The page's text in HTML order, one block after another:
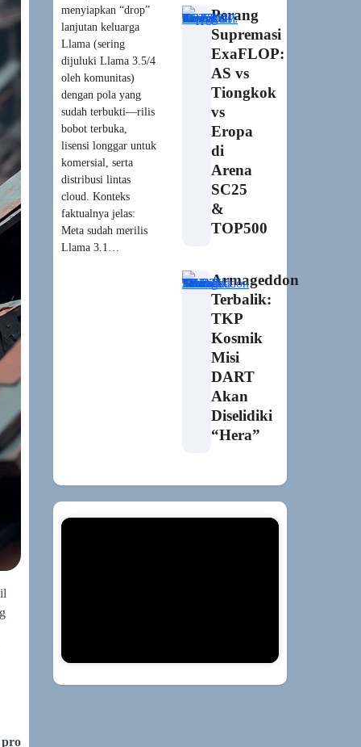
pro
menyiapkan “drop”
lanjutan keluarga
Llama (sering
dijuluki Llama 3.5/4
oleh komunitas)
dengan pola yang
sudah terbukti—rilis
bobot terbuka,
lisensi longgar untuk
komersial, serta
distribusi lintas
cloud. Konteks
faktualnya jelas:
Meta sudah merilis
Llama 3.1…
Perang
Supremasi
ExaFLOP:
AS vs
Tiongkok
vs
Eropa
di
Arena
SC25
&
TOP500
Armageddon
Terbalik:
TKP
Kosmik
Misi
DART
Akan
Diselidiki
“Hera”